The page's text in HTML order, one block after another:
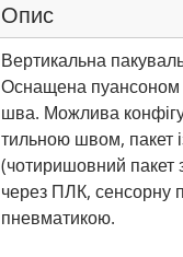
Опис
Вертикальна
Оснащена пуансоном
шва. Можлива
тильною швом, пакет
(чотиришовний пакет
через ПЛК, сенсорну
пневматикою.